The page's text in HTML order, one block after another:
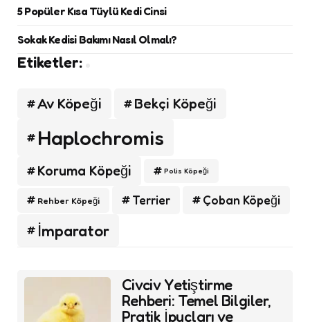
5 Popüler Kısa Tüylü Kedi Cinsi
Sokak Kedisi Bakımı Nasıl Olmalı?
Etiketler:
Av Köpeği Bekçi Köpeği
Haplochromis
Koruma Köpeği Polis Köpeği
Rehber Köpeği Terrier Çoban Köpeği
İmparator
Post
navigation
Civciv Yetiştirme
Rehberi: Temel Bilgiler,
Pratik İpuçları ve